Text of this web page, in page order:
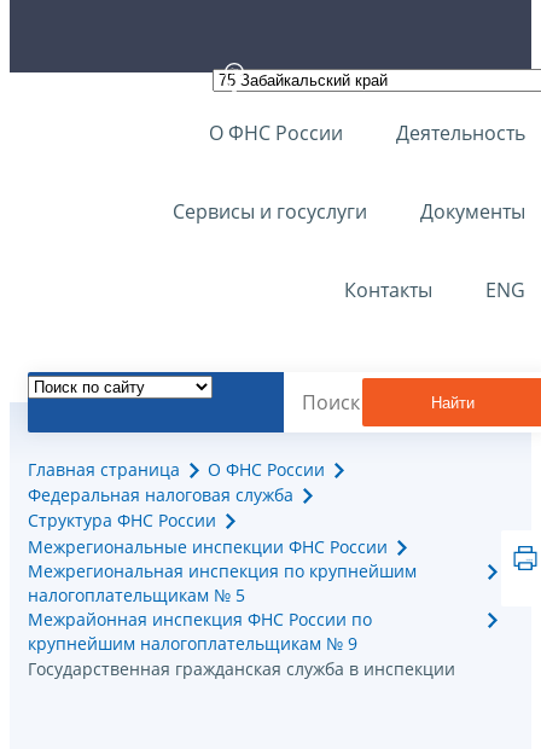
О ФНС России Деятельность
Сервисы и госуслуги Документы
Контакты ENG
Найти
Главная страница
О ФНС России
Федеральная налоговая служба
Структура ФНС России
Межрегиональные инспекции ФНС России
Межрегиональная инспекция по крупнейшим
налогоплательщикам № 5
Межрайонная инспекция ФНС России по
крупнейшим налогоплательщикам № 9
Государственная гражданская служба в инспекции